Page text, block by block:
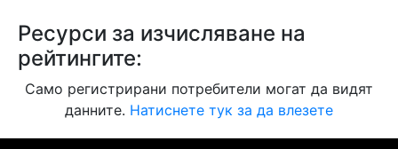
Ресурси за изчисляване на
рейтингите:
Само регистрирани потребители могат да видят
данните. Натиснете тук за да влезете